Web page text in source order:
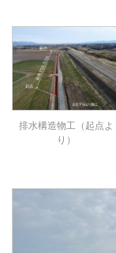
排水構造物工（起点よ
り）